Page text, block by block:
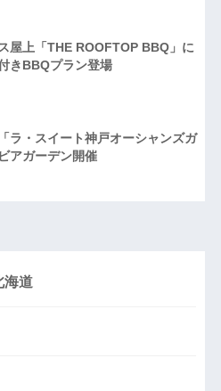
屋上「THE ROOFTOP BBQ」に
きBBQプラン登場
ラ・スイート神戸オーシャンズガ
アガーデン開催
海道